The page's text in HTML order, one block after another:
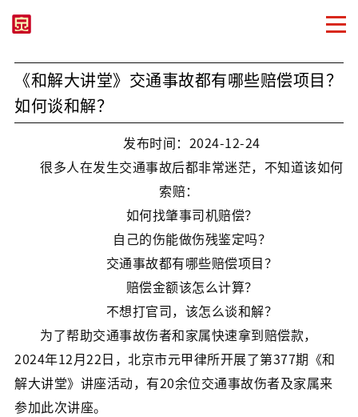
《和解大讲堂》交通事故都有哪些赔偿项目？
如何谈和解？
发布时间：2024-12-24
很多人在发生交通事故后都非常迷茫，不知道该如何
索赔：
如何找肇事司机赔偿？
自己的伤能做伤残鉴定吗？
交通事故都有哪些赔偿项目？
赔偿金额该怎么计算？
不想打官司，该怎么谈和解？
为了帮助交通事故伤者和家属快速拿到赔偿款，
2024年12月22日，北京市元甲律所开展了第377期《和
解大讲堂》讲座活动，有20余位交通事故伤者及家属来
参加此次讲座。